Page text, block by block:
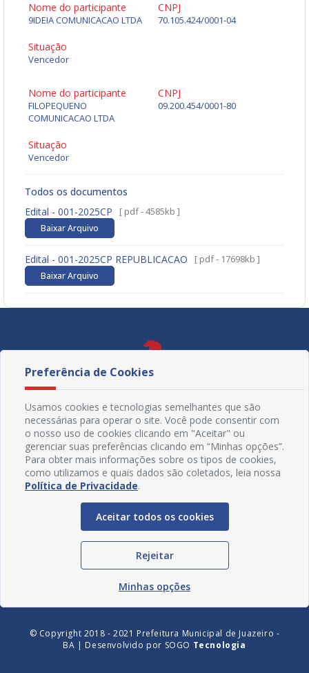
Nome do participante
9IDEIA COMUNICACAO LTDA
CNPJ
70.105.424/0001-04
Situação
Vencedor
Nome do participante
FILOPEQUENO
COMUNICACAO LTDA
CNPJ
09.200.454/0001-80
Situação
Vencedor
Todos os documentos
Edital - 001-2025CP
[ pdf - 4585kb ]
Baixar Arquivo
Edital - 001-2025CP REPUBLICACAO [ pdf - 17698kb ]
Baixar Arquivo
© Copyright 2018 - 2021 Prefeitura Municipal de Juazeiro -
BA | Desenvolvido por SOGO Tecnologia
Preferência de Cookies
Usamos cookies e tecnologias semelhantes que são
necessárias para operar o site. Você pode consentir com
o nosso uso de cookies clicando em "Aceitar" ou
gerenciar suas preferências clicando em “Minhas opções”.
Para obter mais informações sobre os tipos de cookies,
como utilizamos e quais dados são coletados, leia nossa
Política de Privacidade.
Aceitar todos os cookies
Rejeitar
Minhas opções